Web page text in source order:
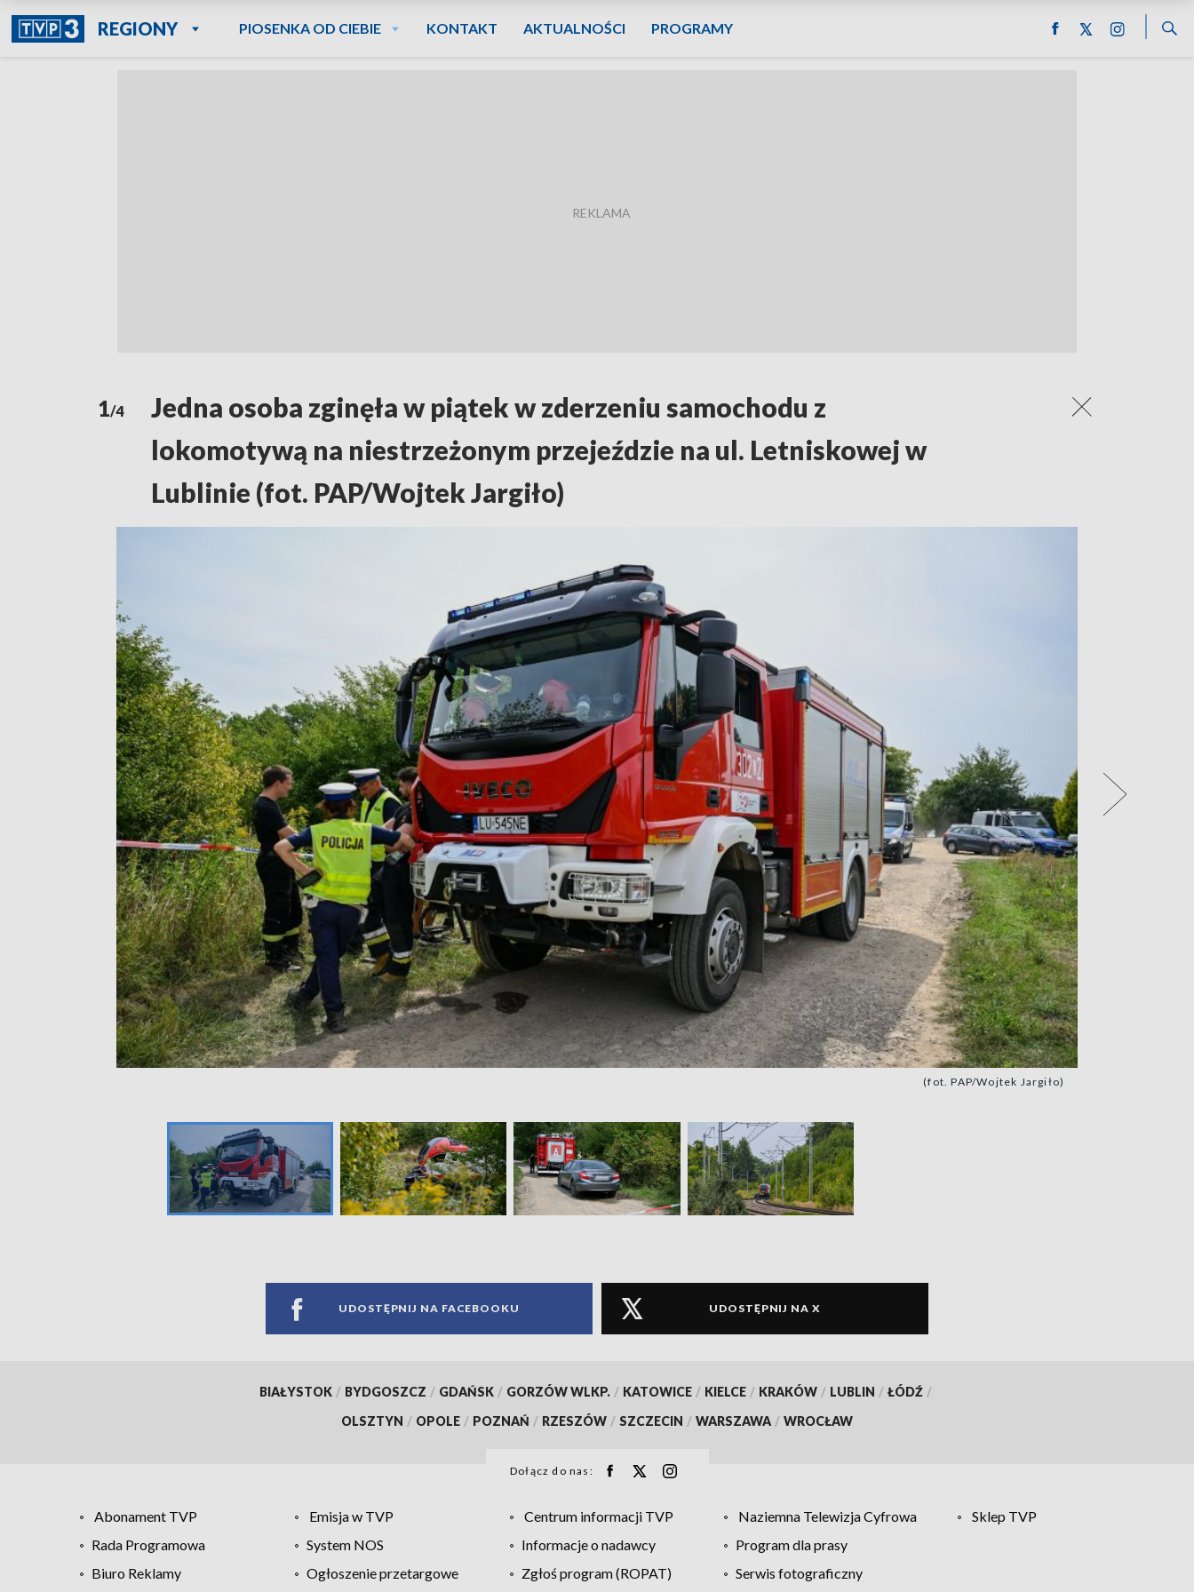
REGIONY PIOSENKA OD CIEBIE KONTAKT AKTUALNOŚCI PROGRAMY
1/4
Jedna osoba zginęła w piątek w zderzeniu samochodu z
lokomotywą na niestrzeżonym przejeździe na ul. Letniskowej w
Lublinie (fot. PAP/Wojtek Jargiło)
(fot. PAP/Wojtek Jargiło)
UDOSTĘPNIJ NA FACEBOOKU UDOSTĘPNIJ NA X
BIAŁYSTOK / BYDGOSZCZ / GDAŃSK / GORZÓW WLKP. / KATOWICE / KIELCE / KRAKÓW / LUBLIN / ŁÓDŹ /
OLSZTYN / OPOLE / POZNAŃ / RZESZÓW / SZCZECIN / WARSZAWA / WROCŁAW
Dołącz do nas:
Abonament TVP Emisja w TVP Centrum informacji TVP Naziemna Telewizja Cyfrowa
Sklep TVP
Rada Programowa
System NOS Informacje o nadawcy
Program dla prasy
Biuro Reklamy
Ogłoszenie przetargowe Zgłoś program (ROPAT) Serwis fotograficzny